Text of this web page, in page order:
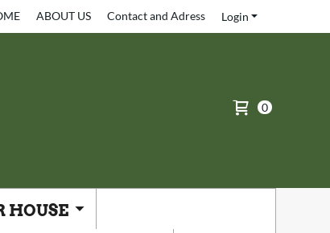
Login
ABOUT US Contact and Adress
0
HOUSE